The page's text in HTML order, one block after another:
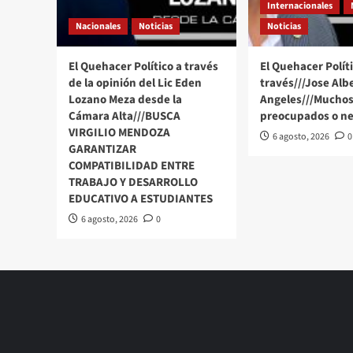
Nacionales Noticias
El Quehacer Político a través
de la opinión del Lic Eden
Lozano Meza desde la
Cámara Alta///BUSCA
VIRGILIO MENDOZA
GARANTIZAR
COMPATIBILIDAD ENTRE
TRABAJO Y DESARROLLO
EDUCATIVO A ESTUDIANTES
6 agosto, 2026 0
Internacionales
Noticias
El Quehacer
través///Jose
Angeles///
preocupados o
6 agosto, 2026 0